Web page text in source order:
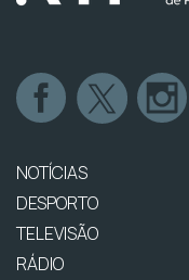
NOTÍCIAS
DESPORTO
TELEVISÃO
RÁDIO